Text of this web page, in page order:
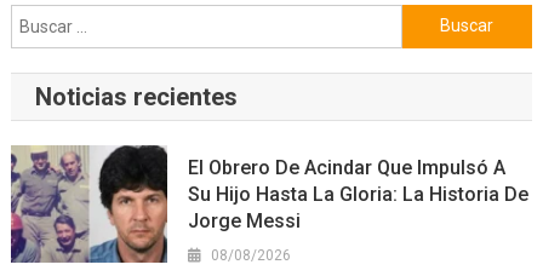
Buscar:
Noticias recientes
El Obrero De Acindar Que Impulsó A
Su Hijo Hasta La Gloria: La Historia De
Jorge Messi
08/08/2026